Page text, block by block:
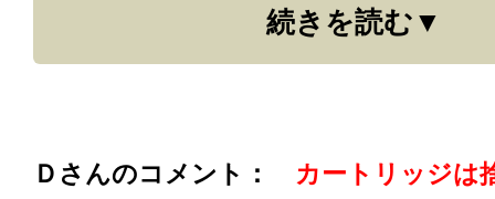
夜中にアナログプレーヤーから出てている、
ーの音が生々しく、他の楽器の音がバランス
続きを読む
Ｄさんのコメント： カートリッジは